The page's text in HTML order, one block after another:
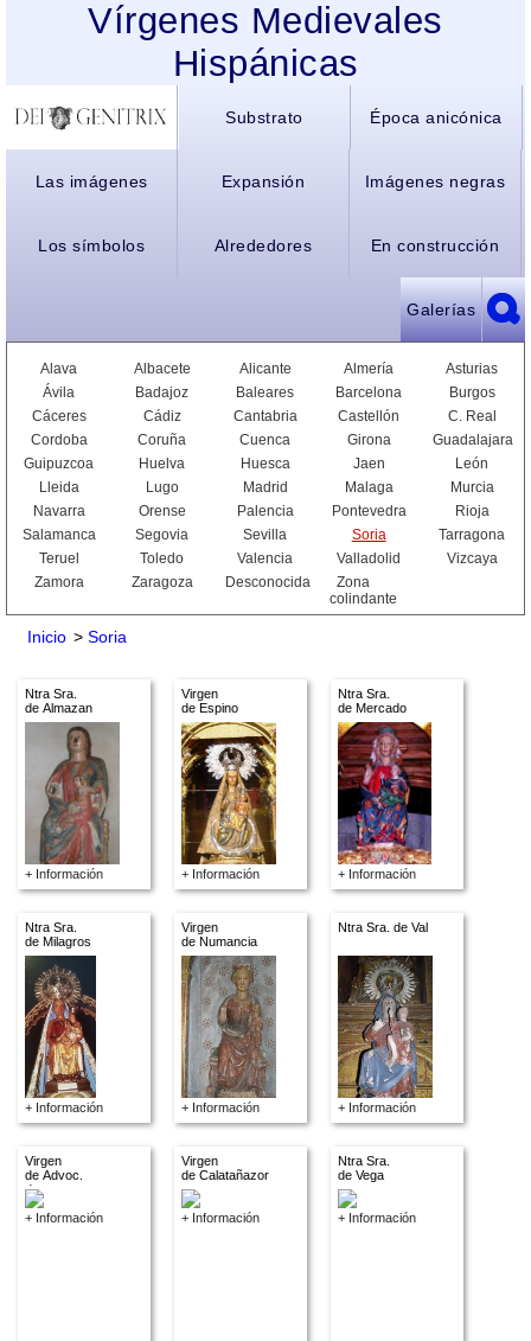
Vírgenes Medievales
Hispánicas
Substrato Época anicónica
Las imágenes Expansión Imágenes negras
Los símbolos Alrededores En construcción
Galerías
Alava Albacete Alicante Almería
Asturias
Ávila
Badajoz Baleares Barcelona
Burgos
Cáceres
Cádiz Cantabria Castellón
C. Real
Cordoba
Coruña Cuenca Girona
Guadalajara
Guipuzcoa
Huelva Huesca Jaen
León
Lleida
Lugo Madrid Malaga
Murcia
Navarra
Orense Palencia Pontevedra
Rioja
Salamanca
Segovia Sevilla Soria
Tarragona
Teruel
Toledo Valencia Valladolid
Vizcaya
Zamora
Zaragoza Desconocida
Zona
colindante
Inicio > Soria
Ntra Sra.
de Almazan
+ Información
Virgen
de Espino
+ Información
Ntra Sra.
de Mercado
+ Información
Ntra Sra.
de Milagros
+ Información
Virgen
de Numancia
+ Información
Ntra Sra. de Val
+ Información
Virgen
de Advoc.
descon.
+ Información
Virgen
de Calatañazor
+ Información
Ntra Sra.
de Vega
+ Información